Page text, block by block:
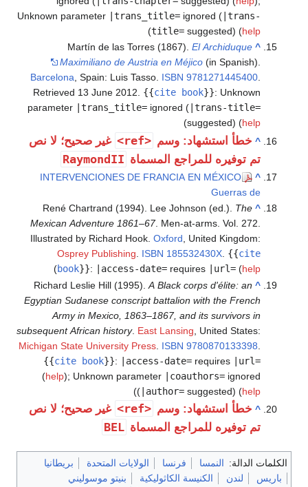
Unknown parameter
|trans_title= ignored ( |trans-
title= suggested) (help
)
^
Martín de las Torres (1867).El Archiduque
Maximiliano de Austria en Méjico (in Spanish).
Barcelona , Spain: Luis Tasso. ISBN 9781271445400
Retrieved 13 June 2012 {{cite book}}: Unknown
parameter
|trans_title= ignored ( |trans-title=
suggested) (help
)
^ خطأ استشهاد: وسم <ref>
غير صحيح؛ لا نص
تم توفيره للمراجع المسماة RaymondII
^
INTERVENCIONES DE FRANCIA EN MÉXICO
Guerras de
^
René Chartrand (1994). Lee Johnson (ed.). The
Mexican Adventure 1861–67. Men-at-arms. Vol. 272.
Illustrated by Richard Hook.Oxford, United Kingdom:
Osprey Publishing. ISBN 185532430X. {{cite
book}}: |access-date= requires |url= (help
)
^
Richard Leslie Hill (1995).A Black corps d'élite: an
Egyptian Sudanese conscript battalion with the French
Army in Mexico, 1863–1867, and its survivors in
subsequent African history. East Lansing , United States:
Michigan State University Press ISBN 9780870133398
{{cite book}}: |access-date= requires
|url=
(help); Unknown parameter |coauthors= ignored
( |author= suggested) (help
)
^ خطأ استشهاد: وسم <ref>
غير صحيح؛ لا نص
تم توفيره للمراجع المسماة BEL
الكلمات الدالة: النمسا فرنسا الولايات المتحدة
بريطانيا
باريس
لندن الكنيسة الكاثوليكية
بنيتو موسوليني